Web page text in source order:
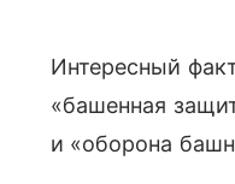
Интересный
«башенная
и «оборона